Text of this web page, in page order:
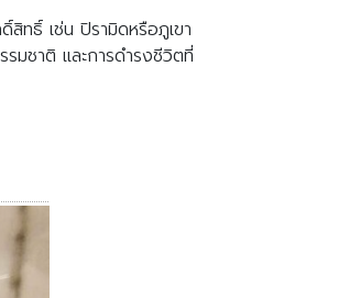
สิทธิ์ เช่น ปิรามิดหรือภูเขา
มชาติ และการดำรงชีวิตที่